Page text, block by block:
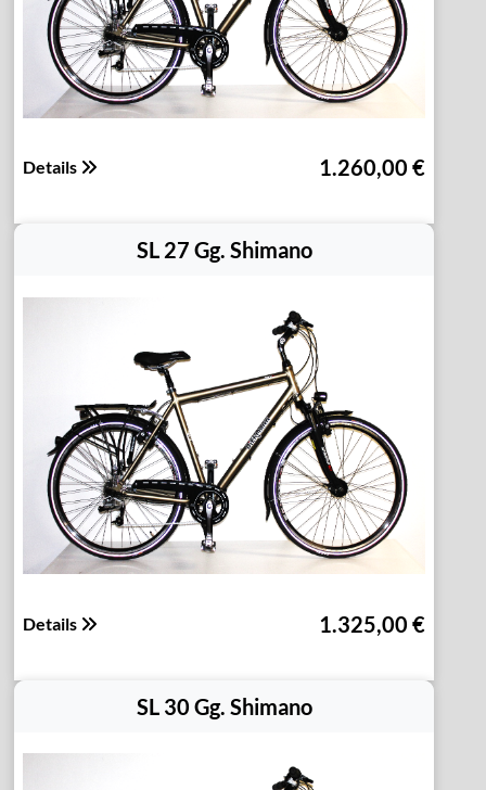
Details 1.260,00 €
SL 27 Gg. Shimano
Details 1.325,00 €
SL 30 Gg. Shimano